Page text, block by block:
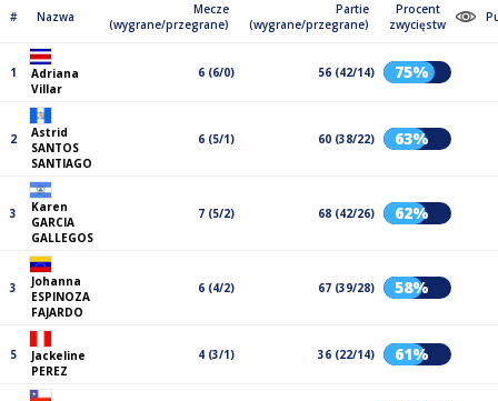
# Nazwa
Mecze
(wygrane/przegrane)
Partie
(wygrane/przegrane)
Procent
zwycięstw
1
Adriana
Villar
6 (6/0) 56 (42/14) 75%
2
Astrid
SANTOS
SANTIAGO
6 (5/1) 60 (38/22) 63%
3
Karen
GARCIA
GALLEGOS
7 (5/2) 68 (42/26) 62%
3
Johanna
ESPINOZA
FAJARDO
6 (4/2) 67 (39/28) 58%
5
Jackeline
PEREZ
4 (3/1) 36 (22/14) 61%